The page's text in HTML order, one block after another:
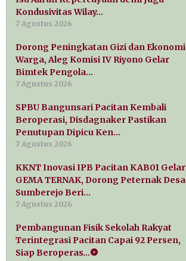
Kondusivitas Wilay…
7 Agustus 2026
Dorong Peningkatan Gizi dan Ekonomi
Warga, Aleg Komisi IV Riyono Gelar
Bimtek Pengola…
7 Agustus 2026
SPBU Bangunsari Pacitan Kembali
Beroperasi, Disdagnaker Pastikan
Penutupan Dipicu Ken…
7 Agustus 2026
KKNT Inovasi IPB Pacitan KAB01 Gelar
GEMA TERNAK, Dorong Peternak Desa
Sumberejo Beri…
7 Agustus 2026
Pembangunan Fisik Sekolah Rakyat
Terintegrasi Pacitan Capai 92 Persen,
Siap Beroperas…